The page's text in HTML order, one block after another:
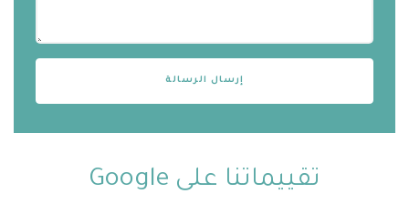
تقييماتنا على Google